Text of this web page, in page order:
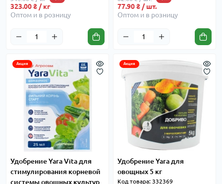
323.00 ₴ / кг
Оптом и в розницу
77.90 ₴ / шт.
Оптом и в розницу
Акция
Удобрение Yara Vita для
стимулирования корневой
системы овощных культур
Акция
Удобрение Yara для
овощных 5 кг
Код товара: 332369